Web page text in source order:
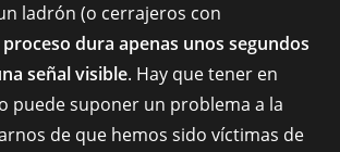
ladrón (o cerrajeros con
proceso dura apenas unos segundos
señal visible. Hay que tener en
puede suponer un problema a la
de que hemos sido víctimas de